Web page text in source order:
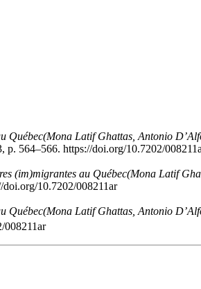
Québec(Mona Latif Ghattas, Antonio
p. 564–566. https://doi.org/10.7202/
(im)migrantes au Québec(Mona Latif
10.7202/008211ar
Québec(Mona Latif Ghattas, Antonio
008211ar